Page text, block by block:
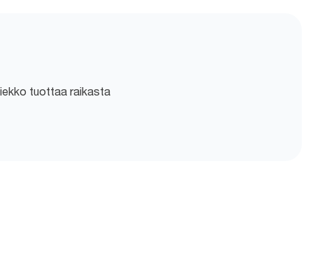
tuottaa raikasta